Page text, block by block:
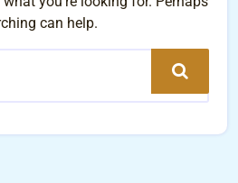
can help.
Search